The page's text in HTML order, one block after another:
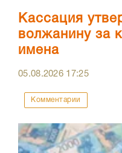
Кассация
волжанину за
имена
05.08.2026 17:25
Комментарии